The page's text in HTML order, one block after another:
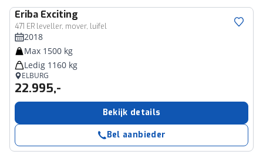
Eriba Exciting
471 ER leveller, mover, luifel
2018
Max 1500 kg
Ledig 1160 kg
ELBURG
22.995,-
Bekijk details
Bel aanbieder